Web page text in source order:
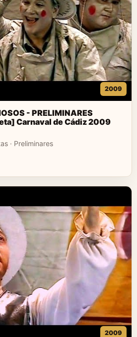
2009
- PRELIMINARES
Carnaval de Cádiz 2009
· Preliminares
2009